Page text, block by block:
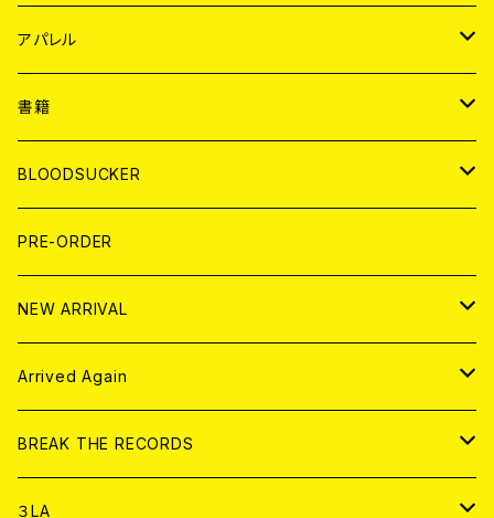
WORLD
JAPAN
７EP
LP
WORLD
7EP
LP
アパレル
JAPAN
T-shirt
HOOD
WORLD
T-shirt
HOOD
書籍
MAGAZINE
BOLLOCKS
EL ZINE
写真集 (PHOTOBOOK)
BLOODSUCKER
CD
アナログ
アパレル
書籍
DIGITAL CONTENTS
PRE-ORDER
NEW ARRIVAL
CD
アナログ
Arrived Again
CD
アナログ
BREAK THE RECORDS
CD
３LA